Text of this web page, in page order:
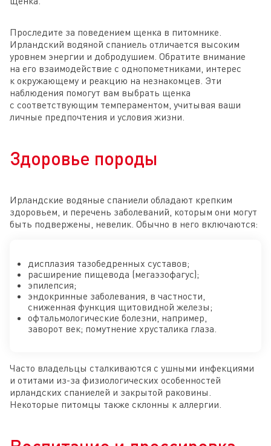
Проследите за поведением щенка в питомнике.
Ирландский водяной спаниель отличается высоким
уровнем энергии и добродушием. Обратите внимание
на его взаимодействие с однопометниками, интерес
к окружающему и реакцию на незнакомцев. Эти
наблюдения помогут вам выбрать щенка
с соответствующим темпераментом, учитывая ваши
личные предпочтения и условия жизни.
Здоровье породы
Ирландские водяные спаниели обладают крепким
здоровьем, и перечень заболеваний, которым они могут
быть подвержены, невелик. Обычно в него включаются:
дисплазия тазобедренных суставов;
расширение пищевода (мегаэзофагус);
эпилепсия;
эндокринные заболевания, в частности,
сниженная функция щитовидной железы;
офтальмологические болезни, например,
заворот век; помутнение хрусталика глаза.
Часто владельцы сталкиваются с ушными инфекциями
и отитами из-за физиологических особенностей
ирландских спаниелей и закрытой раковины.
Некоторые питомцы также склонны к аллергии.